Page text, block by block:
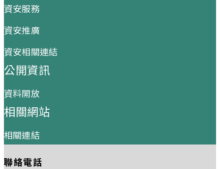
資安服務
資安推廣
資安相關連結
公開資訊
資料開放
相關網站
相關連結
聯絡電話